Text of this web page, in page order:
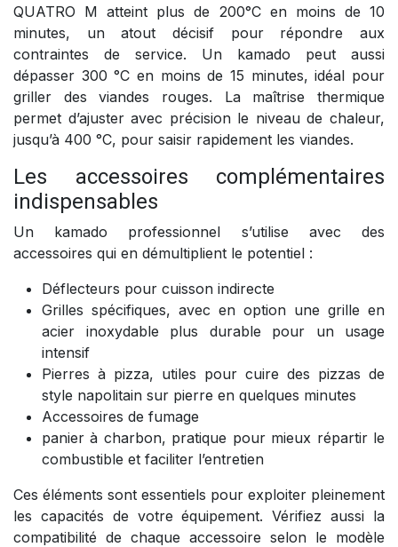
QUATRO M atteint plus de 200°C en moins de 10
minutes, un atout décisif pour répondre aux
contraintes de service. Un kamado peut aussi
dépasser 300 °C en moins de 15 minutes, idéal pour
griller des viandes rouges. La maîtrise thermique
permet d’ajuster avec précision le niveau de chaleur,
jusqu’à 400 °C, pour saisir rapidement les viandes.
Les accessoires complémentaires
indispensables
Un kamado professionnel s’utilise avec des
accessoires qui en démultiplient le potentiel :
Déflecteurs pour cuisson indirecte
Grilles spécifiques, avec en option une grille en
acier inoxydable plus durable pour un usage
intensif
Pierres à pizza, utiles pour cuire des pizzas de
style napolitain sur pierre en quelques minutes
Accessoires de fumage
panier à charbon, pratique pour mieux répartir le
combustible et faciliter l’entretien
Ces éléments sont essentiels pour exploiter pleinement
les capacités de votre équipement. Vérifiez aussi la
compatibilité de chaque accessoire selon le modèle